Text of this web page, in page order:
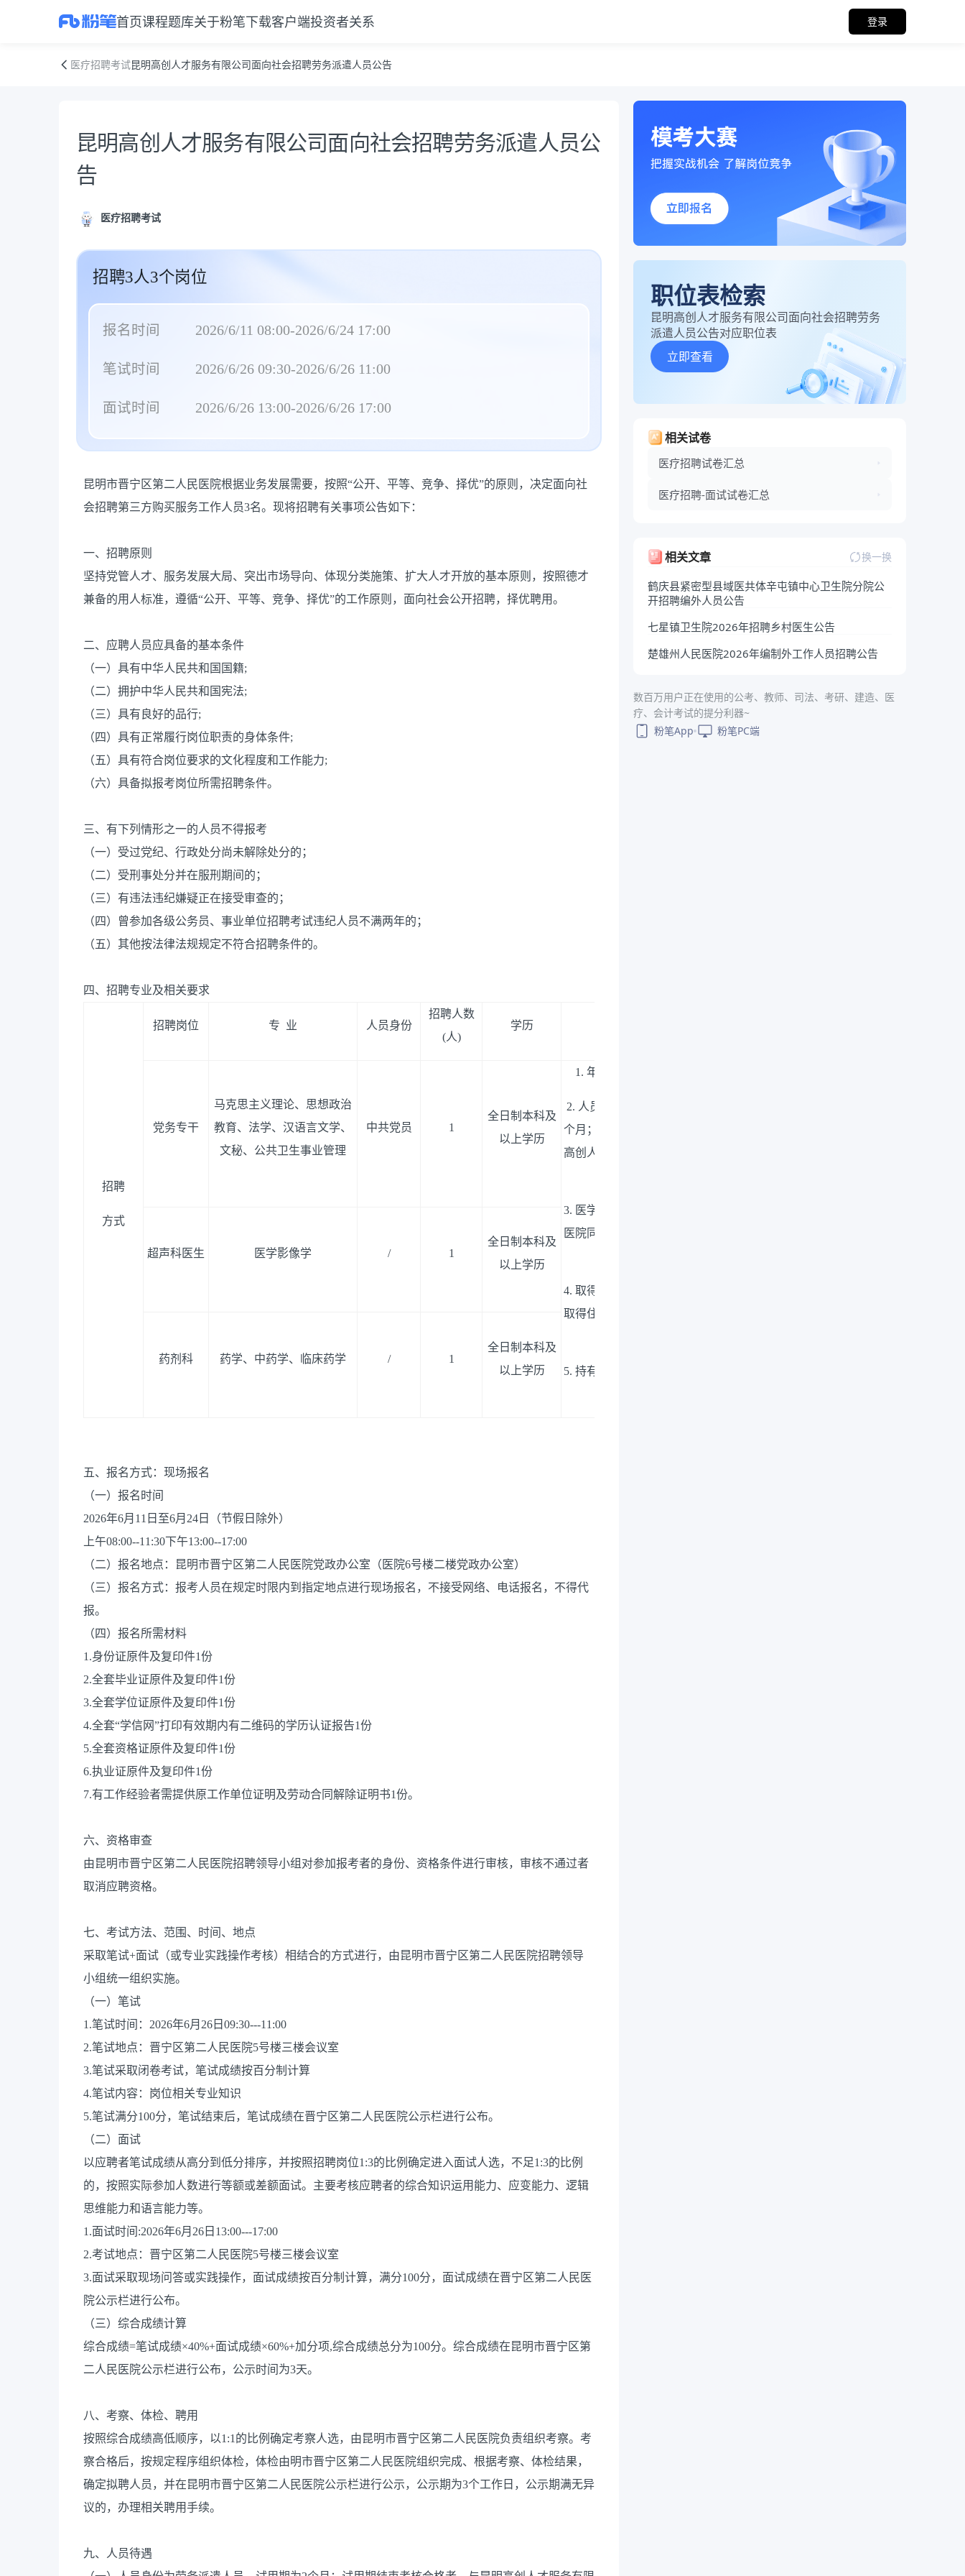
首页课程题库关于粉笔下载客户端投资者关系 登录
医疗招聘考试昆明高创人才服务有限公司面向社会招聘劳务派遣人员公告
公告正文
昆明高创人才服务有限公司面向社会招聘劳务派遣人员公
告
医疗招聘考试
招聘3人3个岗位
报名时间 2026/6/11 08:00-2026/6/24 17:00
笔试时间 2026/6/26 09:30-2026/6/26 11:00
面试时间 2026/6/26 13:00-2026/6/26 17:00
昆明市晋宁区第二人民医院根据业务发展需要，按照“公开、平等、竞争、择优”的原则，决定面向社
会招聘第三方购买服务工作人员3名。现将招聘有关事项公告如下：
一、招聘原则
坚持党管人才、服务发展大局、突出市场导向、体现分类施策、扩大人才开放的基本原则，按照德才
兼备的用人标准，遵循“公开、平等、竞争、择优”的工作原则，面向社会公开招聘，择优聘用。
二、应聘人员应具备的基本条件
（一）具有中华人民共和国国籍;
（二）拥护中华人民共和国宪法;
（三）具有良好的品行;
（四）具有正常履行岗位职责的身体条件;
（五）具有符合岗位要求的文化程度和工作能力;
（六）具备拟报考岗位所需招聘条件。
三、有下列情形之一的人员不得报考
（一）受过党纪、行政处分尚未解除处分的；
（二）受刑事处分并在服刑期间的；
（三）有违法违纪嫌疑正在接受审查的；
（四）曾参加各级公务员、事业单位招聘考试违纪人员不满两年的；
（五）其他按法律法规规定不符合招聘条件的。
四、招聘专业及相关要求
招聘
方式
招聘岗位 专 业 人员身份
招聘人数
(人)
学历
党务专干
马克思主义理论、思想政治
教育、法学、汉语言文学、
文秘、公共卫生事业管理
中共党员 1
全日制本科及
以上学历
1. 年龄35周岁以内（包含35周岁）。
2. 人员身份为劳务派遣人员，试用期为2
个月；试用期结束且考核合格者，与昆明
高创人才服务有限公司签订《云南省劳动
3. 医学影像学专业的劳务派遣人员，参照
医院同等级别在职在编人员的待遇执行，
4. 取得全日制硕士研究生及以上学历者或
取得住院医师规培合格证者免笔试且总成
5. 持有相应执业资格证或合格成绩单者，
超声科医生 医学影像学 / 1
全日制本科及
以上学历
药剂科 药学、中药学、临床药学 / 1
全日制本科及
以上学历
五、报名方式：现场报名
（一）报名时间
2026年6月11日至6月24日（节假日除外）
上午08:00--11:30下午13:00--17:00
（二）报名地点：昆明市晋宁区第二人民医院党政办公室（医院6号楼二楼党政办公室）
（三）报名方式：报考人员在规定时限内到指定地点进行现场报名，不接受网络、电话报名，不得代
报。
（四）报名所需材料
1.身份证原件及复印件1份
2.全套毕业证原件及复印件1份
3.全套学位证原件及复印件1份
4.全套“学信网”打印有效期内有二维码的学历认证报告1份
5.全套资格证原件及复印件1份
6.执业证原件及复印件1份
7.有工作经验者需提供原工作单位证明及劳动合同解除证明书1份。
六、资格审查
由昆明市晋宁区第二人民医院招聘领导小组对参加报考者的身份、资格条件进行审核，审核不通过者
取消应聘资格。
七、考试方法、范围、时间、地点
采取笔试+面试（或专业实践操作考核）相结合的方式进行，由昆明市晋宁区第二人民医院招聘领导
小组统一组织实施。
（一）笔试
1.笔试时间：2026年6月26日09:30---11:00
2.笔试地点：晋宁区第二人民医院5号楼三楼会议室
3.笔试采取闭卷考试，笔试成绩按百分制计算
4.笔试内容：岗位相关专业知识
5.笔试满分100分，笔试结束后，笔试成绩在晋宁区第二人民医院公示栏进行公布。
（二）面试
以应聘者笔试成绩从高分到低分排序，并按照招聘岗位1:3的比例确定进入面试人选，不足1:3的比例
的，按照实际参加人数进行等额或差额面试。主要考核应聘者的综合知识运用能力、应变能力、逻辑
思维能力和语言能力等。
1.面试时间:2026年6月26日13:00---17:00
2.考试地点：晋宁区第二人民医院5号楼三楼会议室
3.面试采取现场问答或实践操作，面试成绩按百分制计算，满分100分，面试成绩在晋宁区第二人民医
院公示栏进行公布。
（三）综合成绩计算
综合成绩=笔试成绩×40%+面试成绩×60%+加分项,综合成绩总分为100分。综合成绩在昆明市晋宁区第
二人民医院公示栏进行公布，公示时间为3天。
八、考察、体检、聘用
按照综合成绩高低顺序，以1:1的比例确定考察人选，由昆明市晋宁区第二人民医院负责组织考察。考
察合格后，按规定程序组织体检，体检由明市晋宁区第二人民医院组织完成、根据考察、体检结果，
确定拟聘人员，并在昆明市晋宁区第二人民医院公示栏进行公示，公示期为3个工作日，公示期满无异
议的，办理相关聘用手续。
九、人员待遇
职位表检索
昆明高创人才服务有限公司面向社会招聘劳务
派遣人员公告对应职位表
立即查看
相关试卷
医疗招聘试卷汇总
医疗招聘-面试试卷汇总
相关文章 换一换
鹤庆县紧密型县域医共体辛屯镇中心卫生院分院公
开招聘编外人员公告
七星镇卫生院2026年招聘乡村医生公告
楚雄州人民医院2026年编制外工作人员招聘公告
数百万用户正在使用的公考、教师、司法、考研、建造、医
疗、会计考试的提分利器~
粉笔App
粉笔PC端